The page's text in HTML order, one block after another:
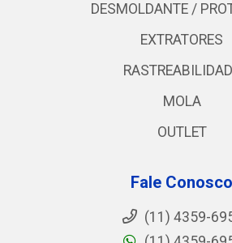
DESMOLDANTE /
EXTRATORES
MOLA
OUTLET
Fale Conosco
(11) 4359-